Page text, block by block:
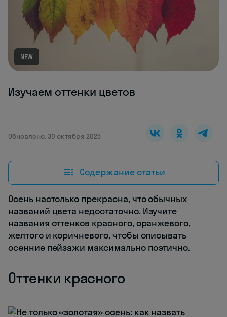
NEW
Изучаем оттенки цветов
Обновлено: 30 октября 2025
Содержание статьи
Осень настолько прекрасна, что обычных
названий цвета недостаточно. Изучите
названия оттенков красного, оранжевого,
желтого и коричневого, чтобы описывать
осенние пейзажи максимально поэтично.
Оттенки красного